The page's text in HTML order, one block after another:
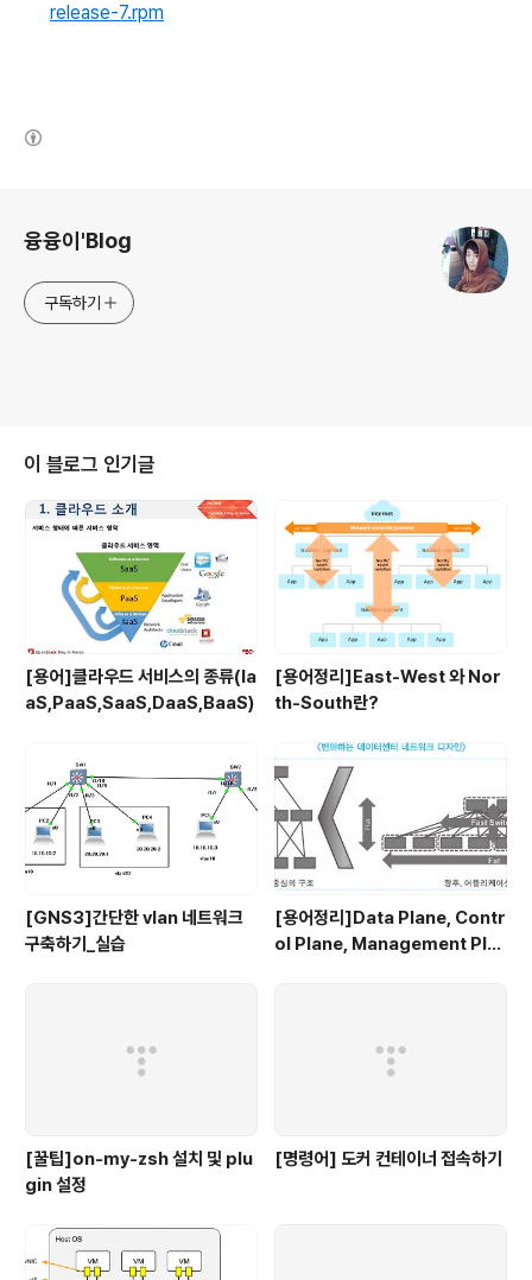
release-7.rpm
융융이'Blog
구독하기
이 블로그 인기글
[용어]클라우드 서비스의 종류(Ia
aS,PaaS,SaaS,DaaS,BaaS)
[용어정리]East-West 와 Nor
th-South란?
[GNS3]간단한 vlan 네트워크
구축하기_실습
[용어정리]Data Plane, Contr
ol Plane, Management Pla
[꿀팁]on-my-zsh 설치 및 plu
gin 설정
[명령어] 도커 컨테이너 접속하기